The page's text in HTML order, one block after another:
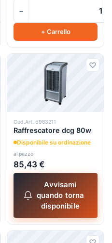
−
+ Carrello
+
Cod.Art. 6983211
Raffrescatore dcg 80w
Disponibile su ordinazione
al pezzo
85,43 €
Avvisami
quando torna
disponibile